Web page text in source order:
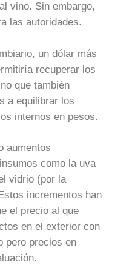
vino. Sin embargo,
las autoridades.
un dólar más
recuperar los
que también
a equilibrar los
internos en pesos.
aumentos
como la uva
vidrio (por la
incrementos han
el precio al que
en el exterior con
pero precios en